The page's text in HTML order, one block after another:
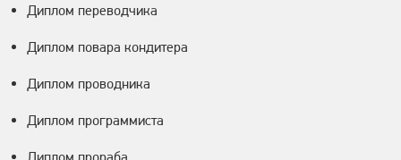
Диплом переводчика
Диплом повара кондитера
Диплом проводника
Диплом программиста